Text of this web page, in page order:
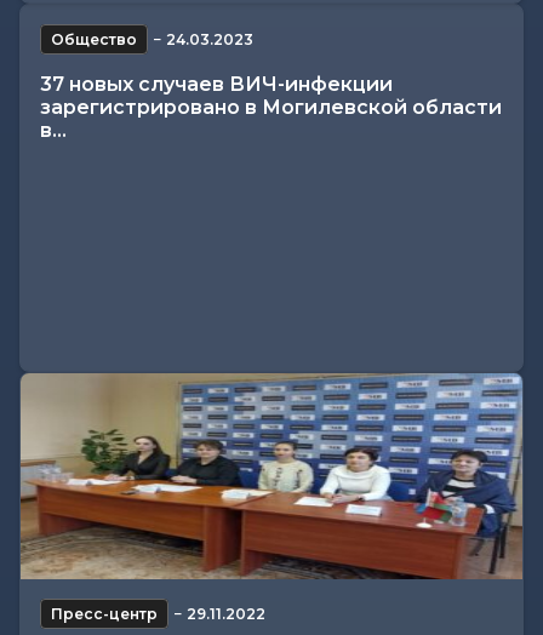
Общество − 24.03.2023
37 новых случаев ВИЧ-инфекции
зарегистрировано в Могилевской области
в...
Пресс-центр − 29.11.2022